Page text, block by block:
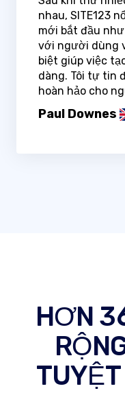
nhau, SITE123
mới bắt đầu
với người dùng
biệt giúp việc
dàng. Tôi tự tin
hoàn hảo cho
Paul Downes
HƠN